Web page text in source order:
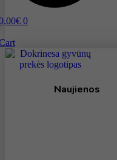
€ 0
Naujienos